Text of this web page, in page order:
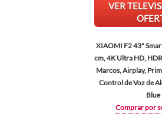
VER
XIAOMI F2 43"
cm, 4K Ultra HD,
Marcos, Airplay,
Control de Voz de
Blue
Comprar por